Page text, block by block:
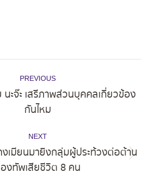
PREVIOUS
Previous
post:
ะจ๊ะ เสรีภาพส่วนบุคคลเกี่ยวข้อง
กันไหม
NEXT
post:
เมียนมายิงกลุ่มผู้ประท้วงต่อต้าน
งทัพเสียชีวิต 8 คน